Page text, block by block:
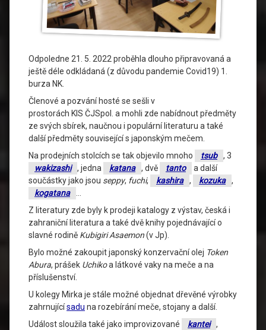
Odpoledne 21. 5. 2022 proběhla dlouho připravovaná a
ještě déle odkládaná (z důvodu pandemie Covid19) 1.
burza NK.
Členové a pozvání hosté se sešli v
prostorách KIS ČJSpol. a mohli zde nabídnout předměty
ze svých sbírek, naučnou i populární literaturu a také
další předměty související s japonským mečem.
Na prodejních stolcích se tak objevilo mnoho
tsub
, 3
wakizashi
, jedna katana , dvě tanto
a další
součástky jako jsou seppy, fuchi, kashira , kozuka
,
kogatana
Z literatury zde byly k prodeji katalogy z výstav, česká i
zahraniční literatura a také dvě knihy pojednávající o
slavné rodině Kubigiri Asaemon(v Jp).
Bylo možné zakoupit japonský konzervační olej Token
Abura, prášek Uchikoa látkové vaky na meče a na
příslušenství.
U kolegy Mirka je stále možné objednat dřevěné výrobky
zahrnujícísadu na rozebírání meče, stojany a další.
Událost sloužila také jako improvizované
kantei ,